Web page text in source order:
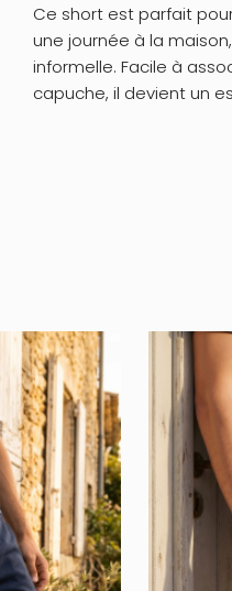
Ce short est parfait
une journée à la
informelle. Facile à
capuche, il devient un